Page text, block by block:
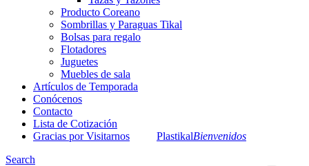
Producto Coreano
Sombrillas y Paraguas Tikal
Bolsas para regalo
Flotadores
Juguetes
Muebles de sala
Artículos de Temporada
Conócenos
Contacto
Lista de Cotización
Gracias por Visitarnos
PlastikalBienvenidos
Search